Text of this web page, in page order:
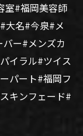
室#福岡美容師
大名#今泉#メ
ー#メンズカ
イラル#ツイス
パート#福岡フ
キンフェード#